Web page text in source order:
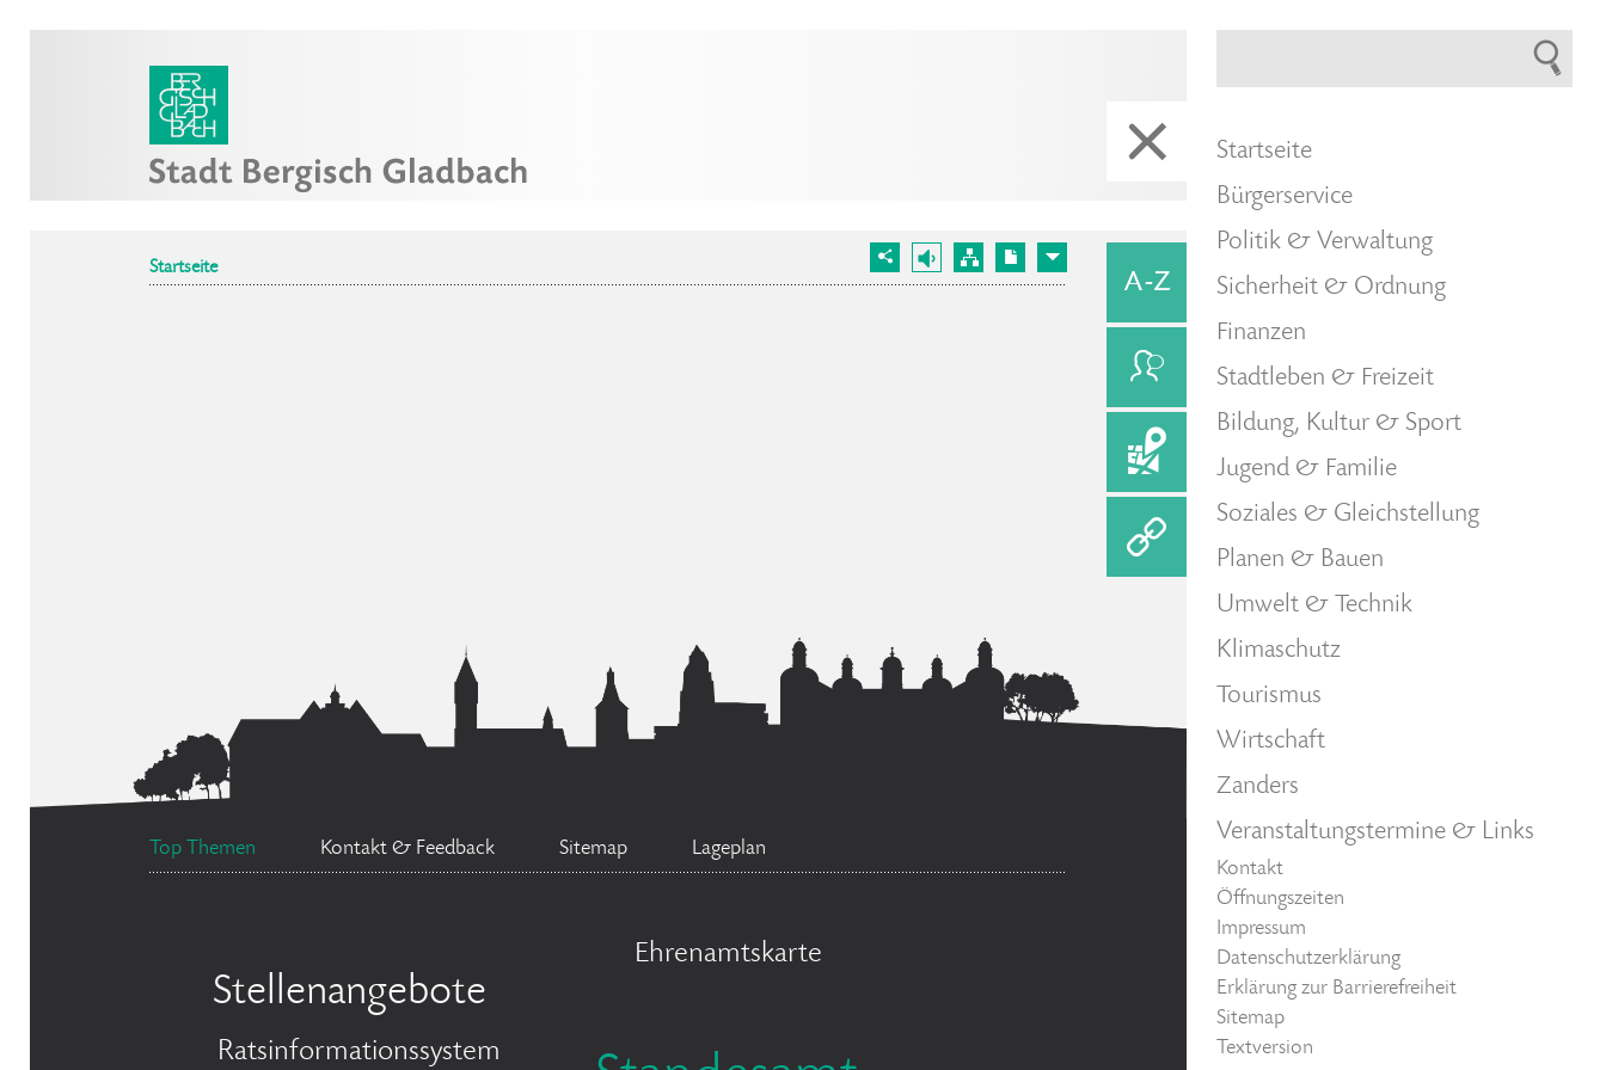
Startseite
Top Themen Kontakt & Feedback Sitemap Lageplan
Stellenangebote
Ehrenamtskarte
Ratsinformationssystem
Startseite
Bürgerservice
Politik & Verwaltung
Sicherheit & Ordnung
Finanzen
Stadtleben & Freizeit
Bildung, Kultur & Sport
Jugend & Familie
Soziales & Gleichstellung
Planen & Bauen
Umwelt & Technik
Klimaschutz
Tourismus
Wirtschaft
Zanders
Veranstaltungstermine & Links
Kontakt
Öffnungszeiten
Impressum
Datenschutzerklärung
Erklärung zur Barrierefreiheit
Sitemap
Textversion